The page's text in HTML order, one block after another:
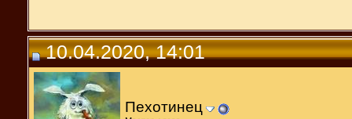
10.04.2020, 14:01
Пехотинец